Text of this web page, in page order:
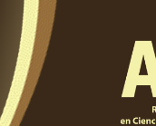
N
a
e